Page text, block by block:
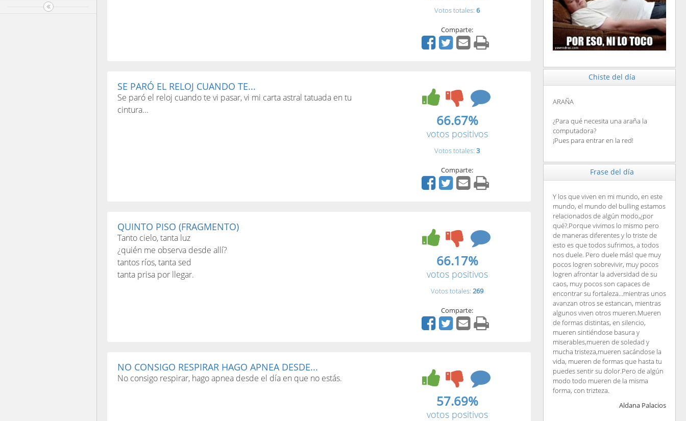
Votos totales: 6
Comparte:
SE PARÓ EL RELOJ CUANDO TE...
Se paró el reloj cuando te vi pasar, vi mi carta astral tatuada en tu
cintura...
66.67%
votos positivos
Votos totales: 3
Comparte:
QUINTO PISO (FRAGMENTO)
Tanto cielo, tanta luz
¿quién me observa desde allí?
tantos ríos, tanta sed
tanta prisa por llegar.
66.17%
votos positivos
Votos totales: 269
Comparte:
NO CONSIGO RESPIRAR HAGO APNEA DESDE...
No consigo respirar, hago apnea desde el día en que no estás.
57.69%
votos positivos
Chiste del día
ARAÑA
¿Para qué necesita una araña la
computadora?
¡Pues para entrar en la red!
Frase del día
Y los que viven en mi mundo, en este
mundo, el mundo del bulling estamos
relacionados de algún modo,¿por
qué?.Porque vivimos lo mismo pero
de maneras diferentes y lo triste de
esto es que todos sufrimos, a todos
nos duele. Pero duele más! que muy
pocos logren sobrevivir, muy pocos
logren afrontar la adversidad de su
caos, muy pocos son capaces de
encontrar su fortaleza...mientras unos
avanzan otros se estancan, mientras
algunos viven otros mueren.Mueren
de formas distintas, en silencio,
mueren sintiéndose basura y
miserables,mueren de soledad y
mucha tristeza,mueren sacándose la
vida, mueren de formas que hasta tu
puedes sentir su dolor.Pero de algún
modo todo mueren de la misma
forma, con trizteza.
Aldana Palacios